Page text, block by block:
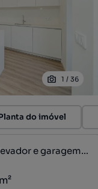
1 / 36
do imóvel
Apartamento T2 duplex novo com elevador e garagem em Ponte de Lima